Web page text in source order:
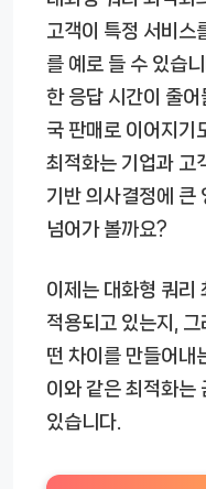
고객이 특정 서비스
를 예로 들 수 있습
한 응답 시간이 줄
국 판매로 이어지기
최적화는 기업과 고
기반 의사결정에 큰
넘어가 볼까요?
이제는 대화형 쿼리
적용되고 있는지,
떤 차이를 만들어내
이와 같은 최적화는
있습니다.